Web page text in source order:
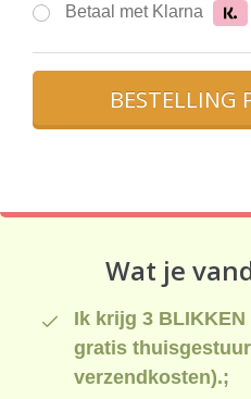
Betaal met Klarna
BESTELLING
Wat je
Ik krijg 3
gratis
verzendkosten).;